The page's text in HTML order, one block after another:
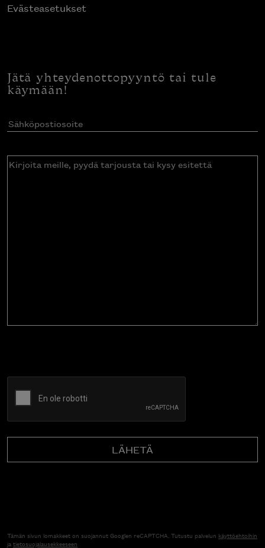
Evästeasetukset
Jätä yhteydenottopyyntö tai tule
käymään!
Sähköpostiosoite(Pakollinen)
Kirjoita
Tämän sivun lomakkeet on suojannut Googlen reCAPTCHA. Tutustu palvelun käyttöehtoihin
jatietosuojalausekkeeseen